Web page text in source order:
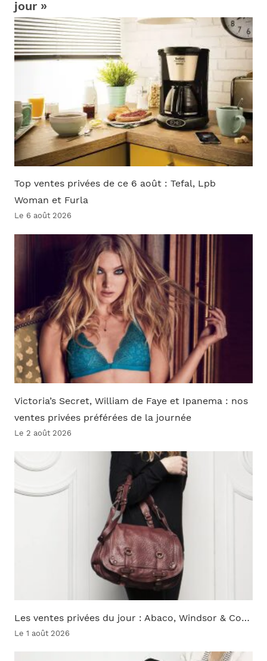
jour »
Top ventes privées de ce 6 août : Tefal, Lpb
Woman et Furla
Le 6 août 2026
Victoria’s Secret, William de Faye et Ipanema : nos
ventes privées préférées de la journée
Le 2 août 2026
Les ventes privées du jour : Abaco, Windsor & Co…
Le 1 août 2026